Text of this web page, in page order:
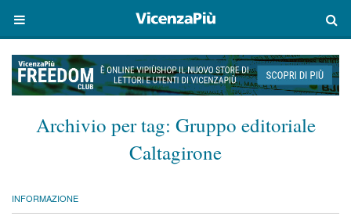
Archivio per tag: Gruppo editoriale
Caltagirone
INFORMAZIONE